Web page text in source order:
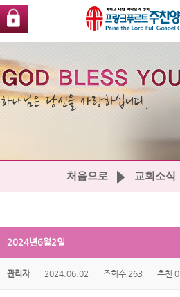
처음으로 교회소식
2024년6월2일
관리자 2024.06.02 조회수 263 추천 0